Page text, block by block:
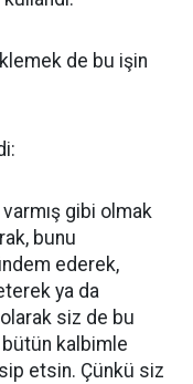
de bu işin
gibi olmak
bunu
ederek,
ya da
siz de bu
kalbimle
etsin. Çünkü siz